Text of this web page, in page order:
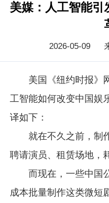
美媒：人工智能引
2026-05-09
美国《纽约时报》网
工智能如何改变中国娱
译如下：
就在不久之前，制
聘请演员、租赁场地，
而现在，一些中国
成本批量制作这类微短